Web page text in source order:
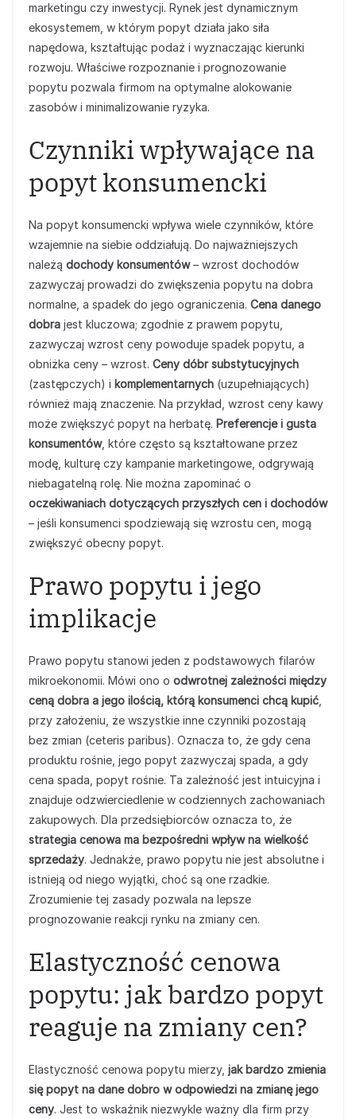
marketingu czy inwestycji. Rynek jest dynamicznym
ekosystemem, w którym popyt działa jako siła
napędowa, kształtując podaż i wyznaczając kierunki
rozwoju. Właściwe rozpoznanie i prognozowanie
popytu pozwala firmom na optymalne alokowanie
zasobów i minimalizowanie ryzyka.
Czynniki wpływające na
popyt konsumencki
Na popyt konsumencki wpływa wiele czynników, które
wzajemnie na siebie oddziałują. Do najważniejszych
należą dochody konsumentów– wzrost dochodów
zazwyczaj prowadzi do zwiększenia popytu na dobra
normalne, a spadek do jego ograniczenia. Cena danego
dobra jest kluczowa; zgodnie z prawem popytu,
zazwyczaj wzrost ceny powoduje spadek popytu, a
obniżka ceny – wzrost. Ceny dóbr substytucyjnych
(zastępczych) i komplementarnych (uzupełniających)
również mają znaczenie. Na przykład, wzrost ceny kawy
może zwiększyć popyt na herbatę. Preferencje i gusta
konsumentów, które często są kształtowane przez
modę, kulturę czy kampanie marketingowe, odgrywają
niebagatelną rolę. Nie można zapominać o
oczekiwaniach dotyczących przyszłych cen i dochodów
– jeśli konsumenci spodziewają się wzrostu cen, mogą
zwiększyć obecny popyt.
Prawo popytu i jego
implikacje
Prawo popytu stanowi jeden z podstawowych filarów
mikroekonomii. Mówi ono o odwrotnej zależności między
ceną dobra a jego ilością, którą konsumenci chcą kupić
przy założeniu, że wszystkie inne czynniki pozostają
bez zmian (ceteris paribus). Oznacza to, że gdy cena
produktu rośnie, jego popyt zazwyczaj spada, a gdy
cena spada, popyt rośnie. Ta zależność jest intuicyjna i
znajduje odzwierciedlenie w codziennych zachowaniach
zakupowych. Dla przedsiębiorców oznacza to, że
strategia cenowa ma bezpośredni wpływ na wielkość
sprzedaży. Jednakże, prawo popytu nie jest absolutne i
istnieją od niego wyjątki, choć są one rzadkie.
Zrozumienie tej zasady pozwala na lepsze
prognozowanie reakcji rynku na zmiany cen.
Elastyczność cenowa
popytu: jak bardzo popyt
reaguje na zmiany cen?
Elastyczność cenowa popytu mierzy, jak bardzo zmienia
się popyt na dane dobro w odpowiedzi na zmianę jego
ceny. Jest to wskaźnik niezwykle ważny dla firm przy